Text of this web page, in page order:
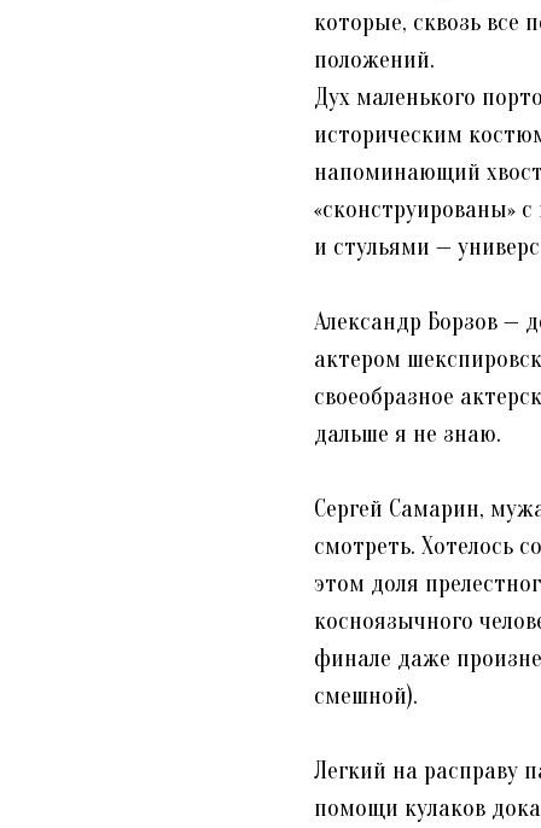
которые, сквозь все
положений.⠀
Дух маленького
историческим
напоминающий
«сконструированы»
и стульями —
Александр Борзов —
актером
своеобразное
дальше я не знаю.⠀
Сергей Самарин,
смотреть. Хотелось
этом доля
косноязычного
финале даже
смешной).⠀
Легкий на расправу
помощи кулаков